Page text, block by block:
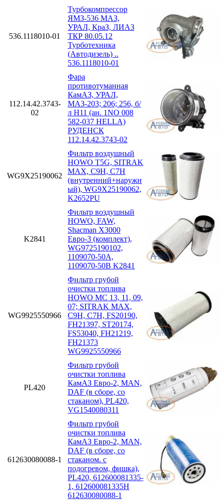
536.1118010-01
Турбокомпрессор
ЯМЗ-536 МАЗ,
УРАЛ, КраЗ, ЛИАЗ
ТКР 80.05.12
Турботехника
(Автодизель) ..
536.1118010-01
112.14.42.3743-
02
Фара
противотуманная
КамАЗ, УРАЛ,
МАЗ-203; 206; 256, б/
л H11 (ан. 1NO 008
582-037 HELLA)
РУДЕНСК
112.14.42.3743-02
WG9X25190062
Фильтр воздушный
HOWO T5G, SITRAK
MAX, C9H, C7H
(внутренний+наружн
ый), WG9X25190062,
K2652PU
K2841
Фильтр воздушный
HOWO, FAW,
Shacman X3000
Евро-3 (комплект),
WG9725190102,
1109070-50A,
1109070-50B K2841
WG9925550966
Фильтр грубой
очистки топлива
HOWO MC 13, 11, 09,
07; SITRAK MAX,
C9H, C7H, FS20190,
FH21397, ST20174,
FS53040, FH21219,
FH21373
WG9925550966
PL420
Фильтр грубой
очистки топлива
КамАЗ Евро-2, MAN,
DAF (в сборе, со
стаканом), PL420,
VG1540080311
612630080088-1
Фильтр грубой
очистки топлива
КамАЗ Евро-2, MAN,
DAF (в сборе, со
стаканом. с
подогревом, фишка),
PL420, 612600081335-
1, 612600081335H
612630080088-1